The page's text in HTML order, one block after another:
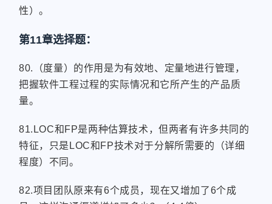
性）。
第11章选择题：
80.（度量）的作用是为有效地、定量地进行管理，
把握软件工程过程的实际情况和它所产生的产品质
量。
81.LOC和FP是两种估算技术，但两者有许多共同的
特征，只是LOC和FP技术对于分解所需要的（详细
程度）不同。
82.项目团队原来有6个成员，现在又增加了6个成